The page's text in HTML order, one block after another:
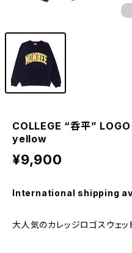
COLLEGE “呑平”
yellow
¥9,900
International shipping
大人気のカレッジロゴスウェ